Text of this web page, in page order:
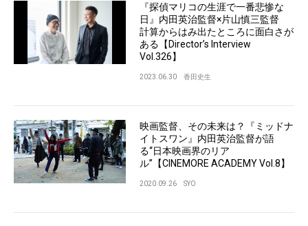
『探偵マリコの生涯で一番悲惨な
日』内田英治監督×片山慎三監督
計算からはみ出たところに面白さが
ある【Director’s Interview
Vol.326】
2023.06.30 香田史生
映画監督、その未来は？『ミッドナ
イトスワン』内田英治監督が語
る“日本映画界のリア
ル”【CINEMORE ACADEMY Vol.8】
2020.09.26 SYO